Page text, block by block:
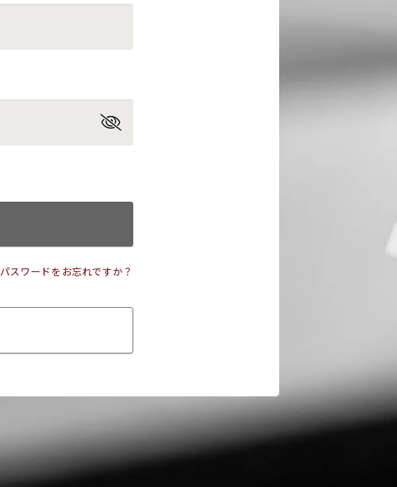
パスワードをお忘れですか？